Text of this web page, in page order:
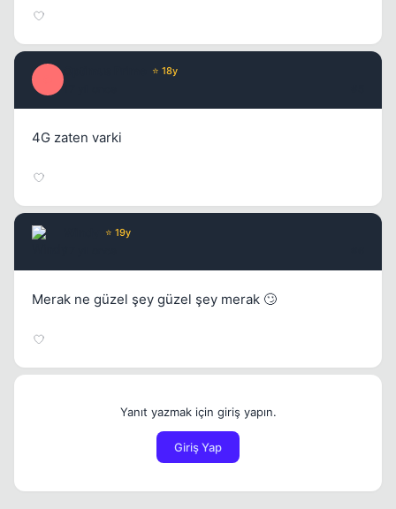
⭐ 18y
4G zaten varki
⭐ 19y
Merak ne güzel şey güzel şey merak 🙄
Yanıt yazmak için giriş yapın.
Giriş Yap